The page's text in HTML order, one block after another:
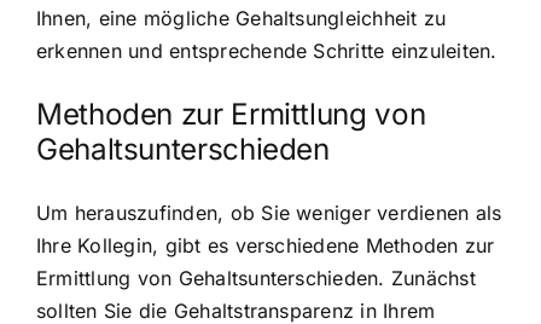
Ihnen, eine mögliche Gehaltsungleichheit zu
erkennen und entsprechende Schritte einzuleiten.
Methoden zur Ermittlung von
Gehaltsunterschieden
Um herauszufinden, ob Sie weniger verdienen als
Ihre Kollegin, gibt es verschiedene Methoden zur
Ermittlung von Gehaltsunterschieden. Zunächst
sollten Sie die Gehaltstransparenz in Ihrem